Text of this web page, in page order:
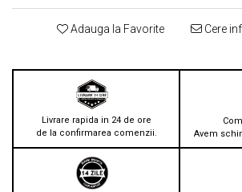
Adauga la Favorite Cere
Livrare rapida in 24 de ore
de la confirmarea comenzii.
Avem